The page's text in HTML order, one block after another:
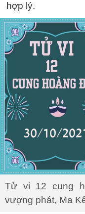
hợp lý.
Tử vi 12 cung
vượng phát, Ma